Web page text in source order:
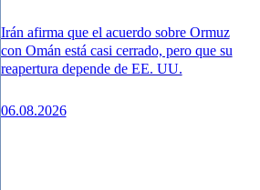
Irán afirma que el acuerdo sobre Ormuz
con Omán está casi cerrado, pero que su
reapertura depende de EE. UU.
06.08.2026